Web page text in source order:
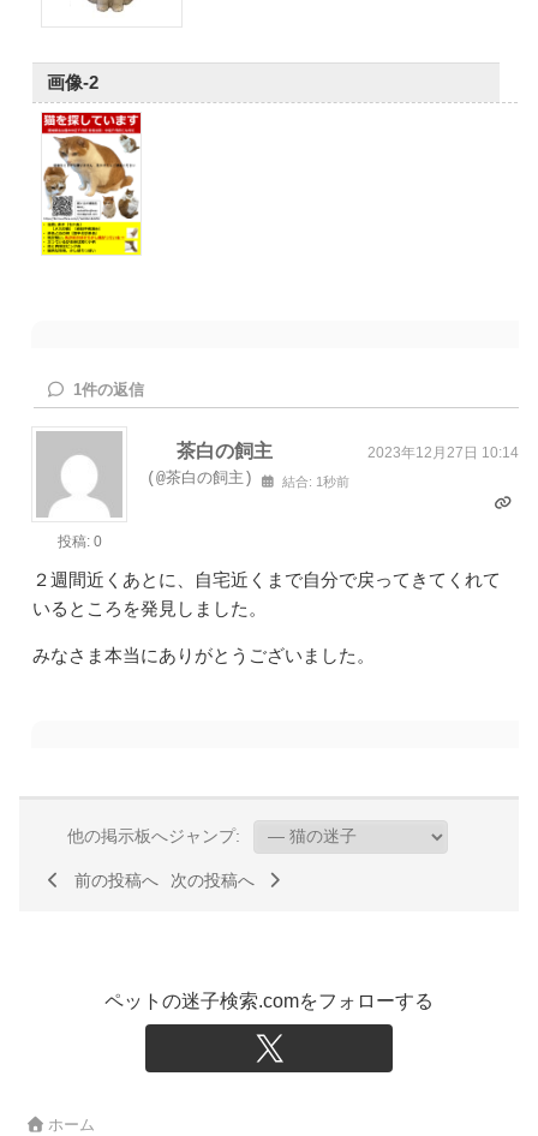
画像-2
1件の返信
投稿: 0
茶白の飼主 2023年12月27日 10:14
(@茶白の飼主) 結合: 1秒前
２週間近くあとに、自宅近くまで自分で戻ってきてくれて
いるところを発見しました。
みなさま本当にありがとうございました。
他の掲示板へジャンプ:
前の投稿へ 次の投稿へ
ペットの迷子検索.comをフォローする
ホーム